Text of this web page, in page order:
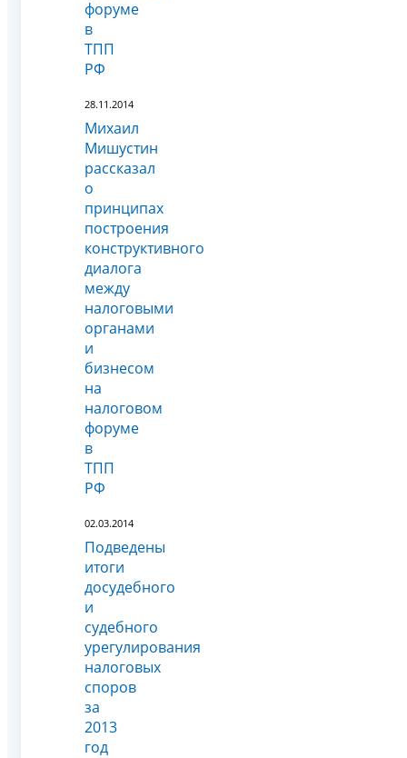
форуме
в
ТПП
РФ
28.11.2014
Михаил
Мишустин
рассказал
о
принципах
построения
конструктивного
диалога
между
налоговыми
органами
и
бизнесом
на
налоговом
форуме
в
ТПП
РФ
02.03.2014
Подведены
итоги
досудебного
и
судебного
урегулирования
налоговых
споров
за
2013
год